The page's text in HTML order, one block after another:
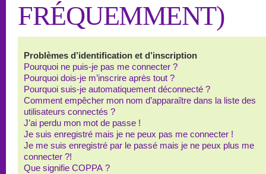
FRÉQUEMMENT)
Problèmes d’identification et d’inscription
Pourquoi ne puis-je pas me connecter ?
Pourquoi dois-je m’inscrire après tout ?
Pourquoi suis-je automatiquement déconnecté ?
Comment empêcher mon nom d’apparaître dans la liste des
utilisateurs connectés ?
J’ai perdu mon mot de passe !
Je suis enregistré mais je ne peux pas me connecter !
Je me suis enregistré par le passé mais je ne peux plus me
connecter ?!
Que signifie COPPA ?